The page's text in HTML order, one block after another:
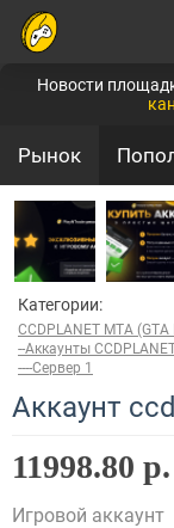
Новости
Рынок
Категории:
CCDPLANET MTA (GTA
--Аккаунты
----Сервер 1
Аккаунт
11998.80 р.
Игровой аккаунт